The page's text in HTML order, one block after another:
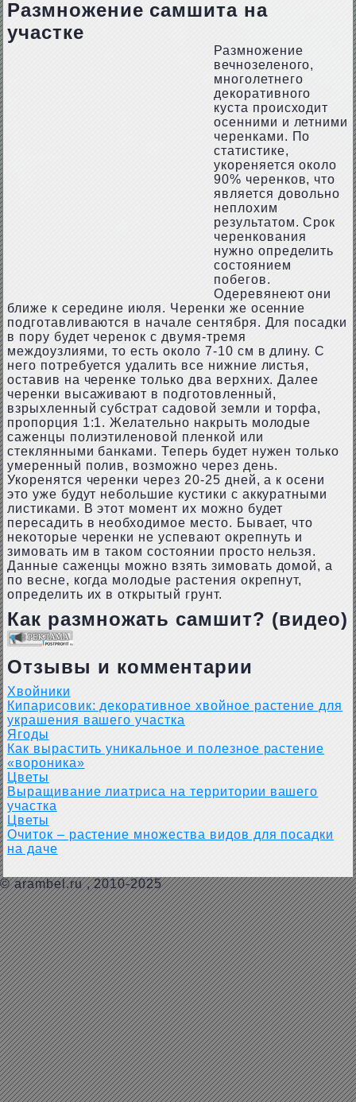
Размножение самшита на
участке
Размножение
вечнозеленого,
многолетнего
декоративного
куста происходит
осенними и летними
черенками. По
статистике,
укореняется около
90% черенков, что
является довольно
неплохим
результатом. Срок
черенкования
нужно определить
состоянием
побегов.
Одеревянеют они
ближе к середине июля. Черенки же осенние
подготавливаются в начале сентября. Для посадки
в пору будет черенок с двумя-тремя
междоузлиями, то есть около 7-10 см в длину. С
него потребуется удалить все нижние листья,
оставив на черенке только два верхних. Далее
черенки высаживают в подготовленный,
взрыхленный субстрат садовой земли и торфа,
пропорция 1:1. Желательно накрыть молодые
саженцы полиэтиленовой пленкой или
стеклянными банками. Теперь будет нужен только
умеренный полив, возможно через день.
Укоренятся черенки через 20-25 дней, а к осени
это уже будут небольшие кустики с аккуратными
листиками. В этот момент их можно будет
пересадить в необходимое место. Бывает, что
некоторые черенки не успевают окрепнуть и
зимовать им в таком состоянии просто нельзя.
Данные саженцы можно взять зимовать домой, а
по весне, когда молодые растения окрепнут,
определить их в открытый грунт.
Как размножать самшит? (видео)
Отзывы и комментарии
Хвойники
Кипарисовик: декоративное хвойное растение для
украшения вашего участка
Ягоды
Как вырастить уникальное и полезное растение
«вороника»
Цветы
Выращивание лиатриса на территории вашего
участка
Цветы
Очиток – растение множества видов для посадки
на даче
© arambel.ru, 2010-2025